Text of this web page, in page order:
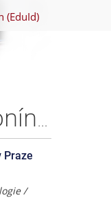
(EduId)
Návrh podnikové architektury s využitím nástrojů společnosti SAP – Antonín Drahovzal
Praze
/